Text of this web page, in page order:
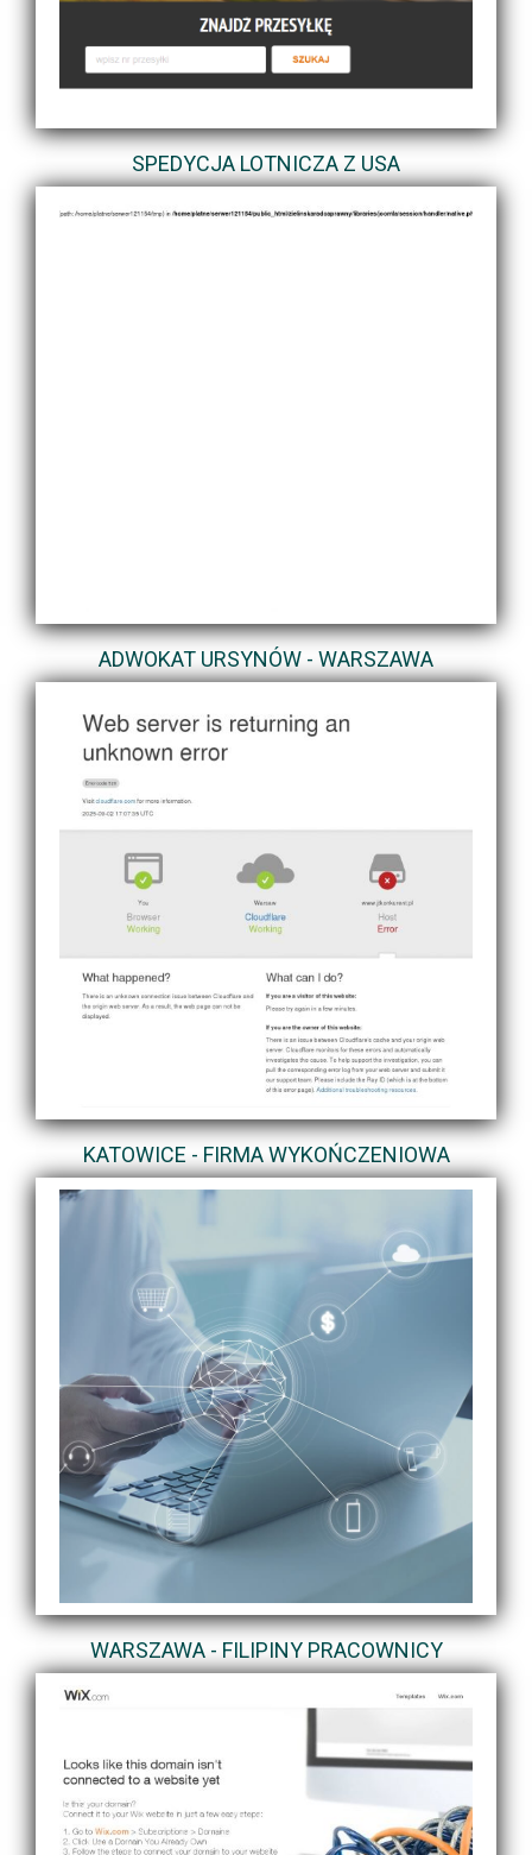
SPEDYCJA LOTNICZA Z USA
ADWOKAT URSYNÓW - WARSZAWA
KATOWICE - FIRMA WYKOŃCZENIOWA
WARSZAWA - FILIPINY PRACOWNICY